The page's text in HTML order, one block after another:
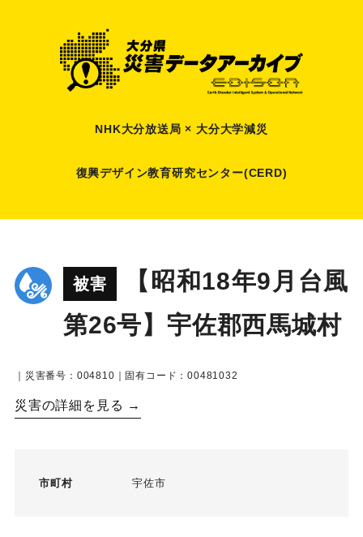
NHK大分放送局 × 大分大学減災
復興デザイン教育研究センター(CERD)
被害
【昭和18年9月台風
第26号】宇佐郡西馬城村
｜災害番号：004810｜固有コード：00481032
災害の詳細を見る →
市町村 宇佐市